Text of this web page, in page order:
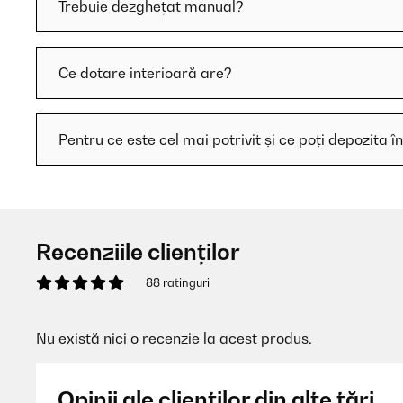
Trebuie dezghețat manual?
Ce dotare interioară are?
Pentru ce este cel mai potrivit și ce poți depozita
Recenziile clienților
88 ratinguri
Nu există nici o recenzie la acest produs.